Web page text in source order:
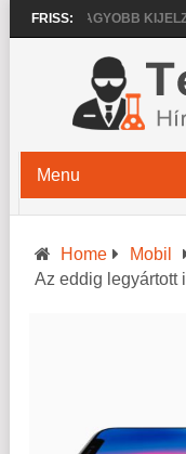
FRISS:NAGYOBB
Menu
Home
Mobil
Az eddig legyártott